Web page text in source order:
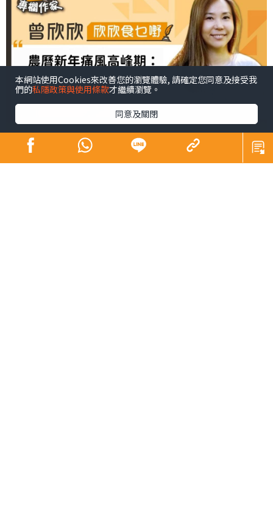
過年美食佳餚，樣樣都想嘗一口，但對於痛風朋友來說，
本網站使用Cookies來改善您的瀏覽體驗, 請確定您同意及接受我
們的私隱政策與使用條款才繼續瀏覽。
同意及關閉